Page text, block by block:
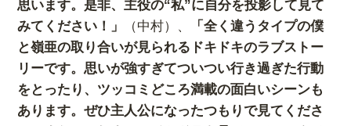
思います。是非、主役の“私”に自分を投影して見て
みてください！」
（中村）、
「全く違うタイプの僕
と嶺亜の取り合いが見られるドキドキのラブストー
リーです。思いが強すぎてついつい行き過ぎた行動
をとったり、ツッコミどころ満載の面白いシーンも
あります。ぜひ主人公になったつもりで見てくださ